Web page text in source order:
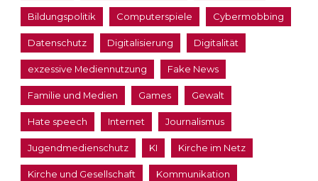
Bildungspolitik Computerspiele Cybermobbing
Datenschutz Digitalisierung Digitalität
exzessive Mediennutzung Fake News
Familie und Medien Games Gewalt
Hate speech Internet Journalismus
Jugendmedienschutz KI Kirche im Netz
Kirche und Gesellschaft Kommunikation